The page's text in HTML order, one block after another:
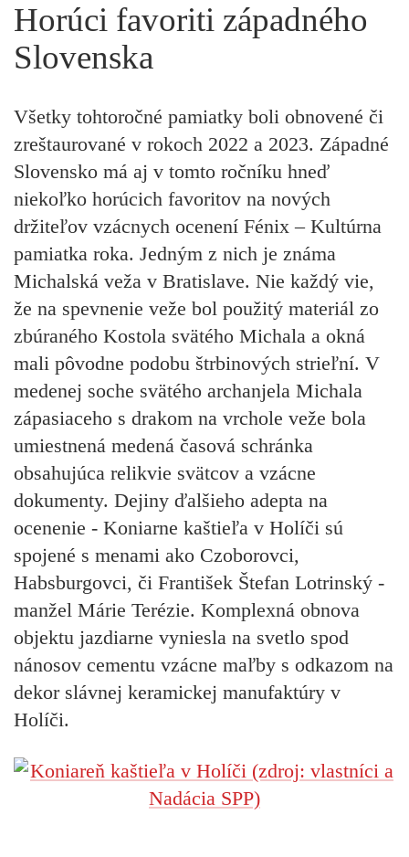
Horúci favoriti západného
Slovenska
Všetky tohtoročné pamiatky boli obnovené či
zreštaurované v rokoch 2022 a 2023. Západné
Slovensko má aj v tomto ročníku hneď
niekoľko horúcich favoritov na nových
držiteľov vzácnych ocenení Fénix – Kultúrna
pamiatka roka. Jedným z nich je známa
Michalská veža v Bratislave. Nie každý vie,
že na spevnenie veže bol použitý materiál zo
zbúraného Kostola svätého Michala a okná
mali pôvodne podobu štrbinových strieľní. V
medenej soche svätého archanjela Michala
zápasiaceho s drakom na vrchole veže bola
umiestnená medená časová schránka
obsahujúca relikvie svätcov a vzácne
dokumenty. Dejiny ďalšieho adepta na
ocenenie - Koniarne kaštieľa v Holíči sú
spojené s menami ako Czoborovci,
Habsburgovci, či František Štefan Lotrinský -
manžel Márie Terézie. Komplexná obnova
objektu jazdiarne vyniesla na svetlo spod
nánosov cementu vzácne maľby s odkazom na
dekor slávnej keramickej manufaktúry v
Holíči.